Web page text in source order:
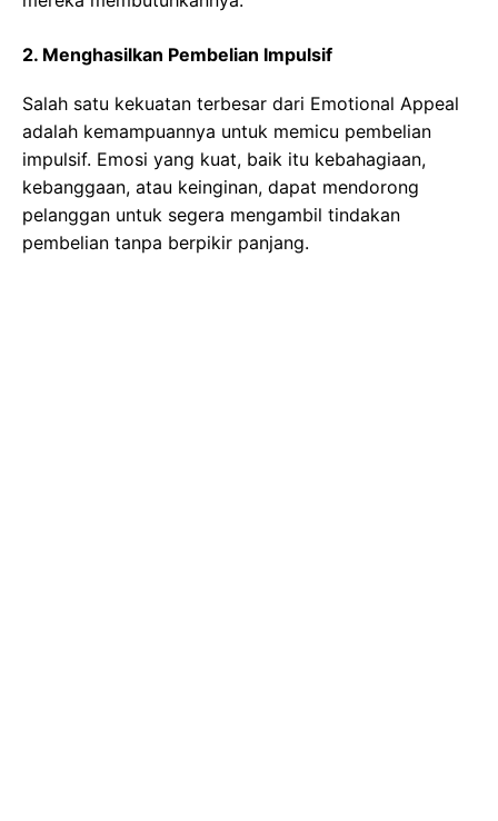
2. Menghasilkan Pembelian Impulsif
Salah satu kekuatan terbesar dari Emotional Appeal
adalah kemampuannya untuk memicu pembelian
impulsif. Emosi yang kuat, baik itu kebahagiaan,
kebanggaan, atau keinginan, dapat mendorong
pelanggan untuk segera mengambil tindakan
pembelian tanpa berpikir panjang.